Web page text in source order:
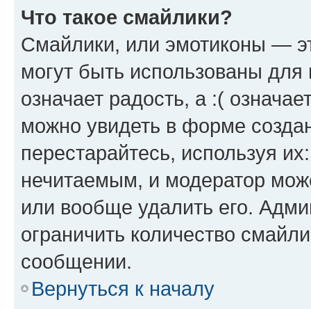
Что такое смайлики?
Смайлики, или эмотиконы —
могут быть использованы
означает радость, а :(
можно увидеть в форме
перестарайтесь, используя
нечитаемым, и модератор
или вообще удалить его.
ограничить количество
сообщении.
Вернуться к началу